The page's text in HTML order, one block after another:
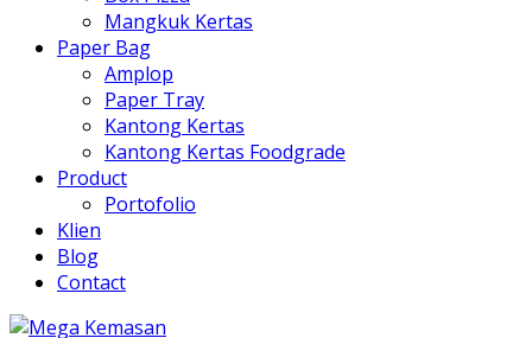
Mangkuk Kertas
Paper Bag
Amplop
Paper Tray
Kantong Kertas
Kantong Kertas Foodgrade
Product
Portofolio
Klien
Blog
Contact